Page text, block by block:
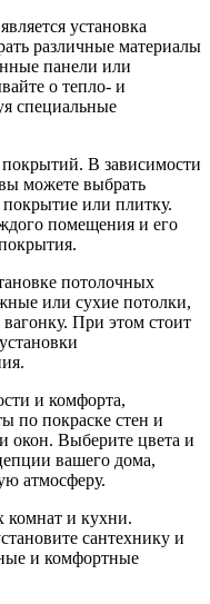
установка
различные материалы
панели или
о тепло- и
специальные
покрытий. В зависимости
можете выбрать
или плитку.
помещения и его
потолочных
или сухие потолки,
При этом стоит
и комфорта,
по покраске стен и
окон. Выберите цвета и
вашего дома,
атмосферу.
комнат и кухни.
сантехнику и
и комфортные